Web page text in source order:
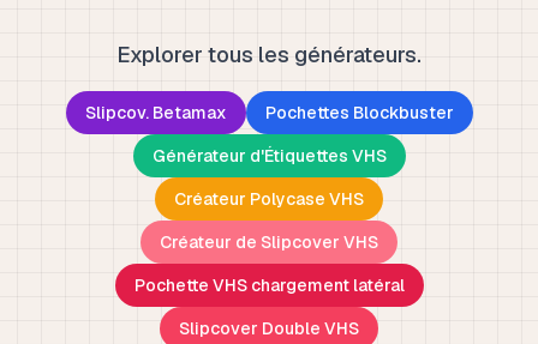
Explorer tous les générateurs.
Slipcov. Betamax
Pochettes Blockbuster
Générateur d'Étiquettes VHS
Créateur Polycase VHS
Créateur de Slipcover VHS
Pochette VHS chargement latéral
Slipcover Double VHS